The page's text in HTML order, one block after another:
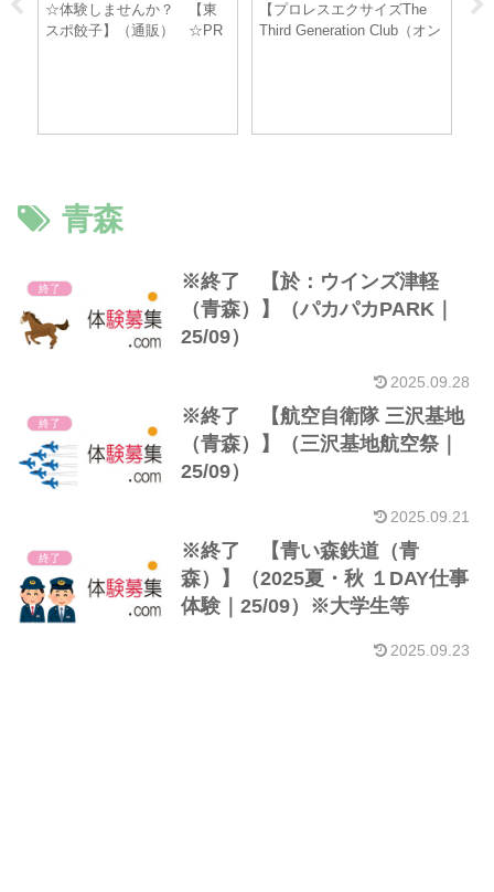
☆体験しませんか？ 【東
スポ餃子】（通販） ☆PR
【プロレスエクサイズThe
Third Generation Club（オン
【
青森
終了
※終了 【於：ウインズ津軽
（青森）】（パカパカPARK｜
25/09）
2025.09.28
終了
※終了 【航空自衛隊 三沢基地
（青森）】（三沢基地航空祭｜
25/09）
2025.09.21
終了
※終了 【青い森鉄道（青
森）】（2025夏・秋 １DAY仕事
体験｜25/09）※大学生等
2025.09.23